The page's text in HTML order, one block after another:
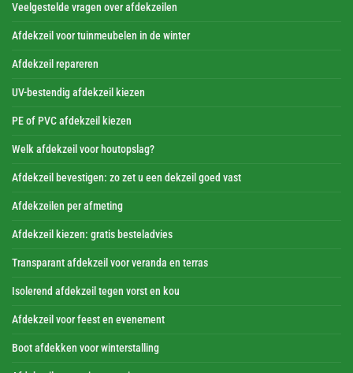
Veelgestelde vragen over afdekzeilen
Afdekzeil voor tuinmeubelen in de winter
Afdekzeil repareren
UV-bestendig afdekzeil kiezen
PE of PVC afdekzeil kiezen
Welk afdekzeil voor houtopslag?
Afdekzeil bevestigen: zo zet u een dekzeil goed vast
Afdekzeilen per afmeting
Afdekzeil kiezen: gratis besteladvies
Transparant afdekzeil voor veranda en terras
Isolerend afdekzeil tegen vorst en kou
Afdekzeil voor feest en evenement
Boot afdekken voor winterstalling